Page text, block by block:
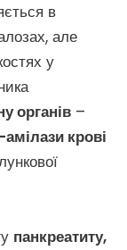
в
але
у
органів –
крові
панкреатиту,